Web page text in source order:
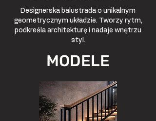
Designerska balustrada o unikalnym
geometrycznym układzie. Tworzy rytm,
podkreśla architekturę i nadaje wnętrzu
styl.
MODELE